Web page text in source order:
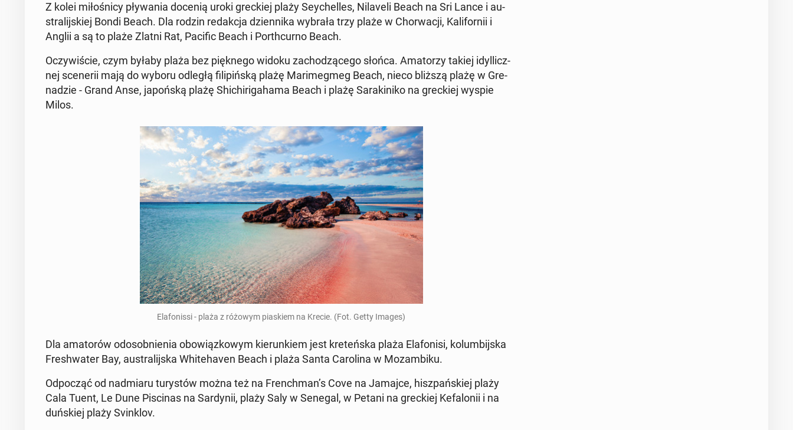
Z kolei mi­ło­śni­cy pły­wa­nia docenią uroki grec­kiej plaży Sey­chel­les, Ni­la­ve­li Beach na Sri Lance i au­
stra­lij­skiej Bondi Beach. Dla rodzin re­dak­cja dzien­ni­ka wybrała trzy plaże w Chor­wa­cji, Ka­li­for­nii i
Anglii a są to plaże Zlatni Rat, Pacific Beach i Por­th­cur­no Beach.
Oczy­wi­ście, czym byłaby plaża bez pięk­ne­go widoku za­cho­dzą­ce­go słońca. Ama­to­rzy takiej idyl­licz­
nej sce­ne­rii mają do wyboru odległą fi­li­piń­ską plażę Ma­ri­meg­meg Beach, nieco bliższą plażę w Gre­
na­dzie - Grand Anse, ja­poń­ską plażę Shi­chi­ri­ga­ha­ma Beach i plażę Sa­ra­ki­ni­ko na grec­kiej wyspie
Milos.
Ela­fo­nis­si - plaża z różowym pia­skiem na Krecie. (Fot. Getty Images)
Dla ama­to­rów od­osob­nie­nia obo­wiąz­ko­wym kie­run­kiem jest kre­teń­ska plaża Ela­fo­ni­si, ko­lum­bij­ska
Fre­sh­wa­ter Bay, au­stra­lij­ska Whi­te­ha­ven Beach i plaża Santa Ca­ro­li­na w Mo­zam­bi­ku.
Od­po­cząć od nad­mia­ru tu­ry­stów można też na French­man’s Cove na Jamajce, hisz­pań­skiej plaży
Cala Tuent, Le Dune Pi­sci­nas na Sar­dy­nii, plaży Saly w Senegal, w Petani na grec­kiej Ke­fa­lo­nii i na
duń­skiej plaży Svin­klov.